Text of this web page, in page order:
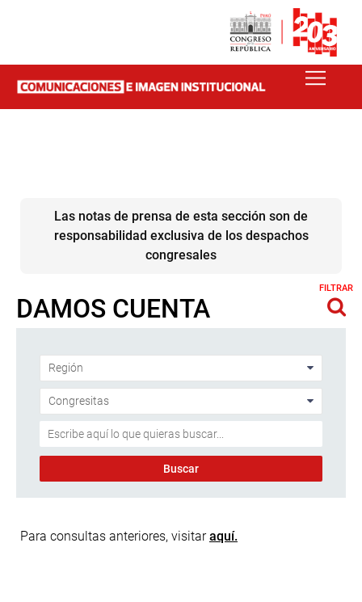
Las notas de prensa de esta sección son de
responsabilidad exclusiva de los despachos
congresales
DAMOS CUENTA
FILTRAR
Para consultas anteriores, visitaraquí.